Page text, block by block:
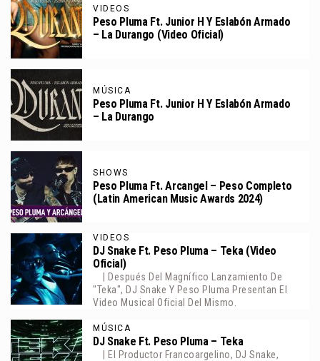
VIDEOS
Peso Pluma Ft. Junior H Y Eslabón Armado
– La Durango (Video Oficial)
MÚSICA
Peso Pluma Ft. Junior H Y Eslabón Armado
– La Durango
SHOWS
Peso Pluma Ft. Arcangel – Peso Completo
(Latin American Music Awards 2024)
VIDEOS
DJ Snake Ft. Peso Pluma – Teka (Video
Oficial)
| Después Del Magnífico Lanzamiento De
"Teka", DJ Snake Y Peso Pluma Presentan El
Video Musical Oficial Del Mismo.
MÚSICA
DJ Snake Ft. Peso Pluma – Teka
| El Productor Francoargelino, DJ Snake,